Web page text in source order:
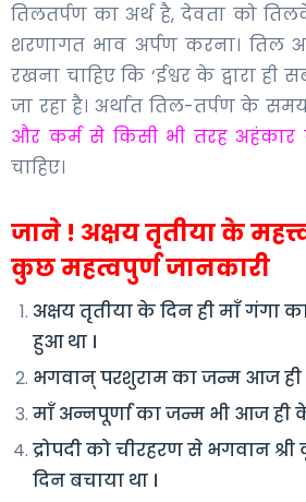
तिलतर्पण का अर्थ है, देवता को
शरणागत भाव अर्पण करना। तिल
रखना चाहिए कि ‘ईश्वर के द्वारा
जा रहा है। अर्थात तिल-तर्पण के
और कर्म से किसी भी तरह अहंकार
चाहिए।
जाने ! अक्षय तृतीया के
कुछ महत्वपुर्ण जानकारी
अक्षय तृतीया के दिन ही माँ गंगा
हुआ था ।
भगवान् परशुराम का जन्म आज ही
माँ अन्नपूर्णा का जन्म भी आज ही
द्रोपदी को चीरहरण से भगवान
दिन बचाया था ।